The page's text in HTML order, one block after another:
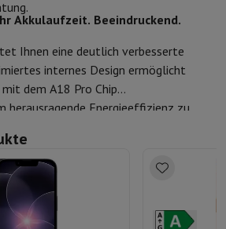
Akkulaufzeit. Beeindruckend.
Ihnen eine deutlich verbesserte
internes Design ermöglicht
dem A18 Pro Chip
herausragende Energieeffizienz zu